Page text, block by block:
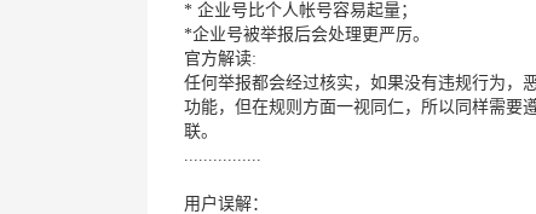
* 企业号比个人帐号容易起量；
*企业号被举报后会处理更严厉。
官方解读:
任何举报都会经过核实，如果没有违规行为，
功能，但在规则方面一视同仁，所以同样需要
联。
................
用户误解：